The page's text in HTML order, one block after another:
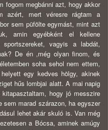
fogom megbánni azt, hogy akkor
azért, mert véresre rágtam a
sem püfölte egymást, mint azt
amin egyébként el kellene
vagyis a labdát,
De én ,még olyan finom, és
soha sehol nem ettem,
egy kedves hölgy, akinek
hűs lombjai alatt. A mai napig
hogy jó messzire
marad szárazon, ha egyszer
lehet akár skuló is. Van még
a Bócsa, aminek amúgy